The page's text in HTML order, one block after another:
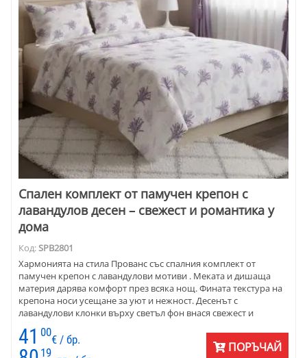
Спален комплект от памучен крепон с
лавандулов десен – свежест и романтика у
дома
Код:SPB2801
Хармонията на стила Прованс със спалния комплект от
памучен крепон с лавандулови мотиви . Меката и дишаща
материя дарява комфорт през всяка нощ. Фината текстура на
крепона носи усещане за уют и нежност. Десенът с
лавандулови клонки върху светъл фон внася свежест и
спокойствие в спалнята, превръщайки я в истинско кътче за
релакс. Спалният комплект се предлага в различни размери –
от единично легло и легло тип приста до голяма спалня.
41 00
€ / бр.
19 ПОРЪЧАЙ